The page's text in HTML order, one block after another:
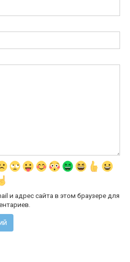
и адрес сайта в этом браузере для